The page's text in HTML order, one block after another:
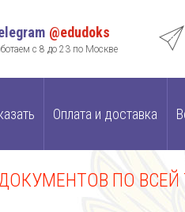
@edudoks
с 8 до 23 по Москве
Оплата и доставка
ПО ВСЕЙ